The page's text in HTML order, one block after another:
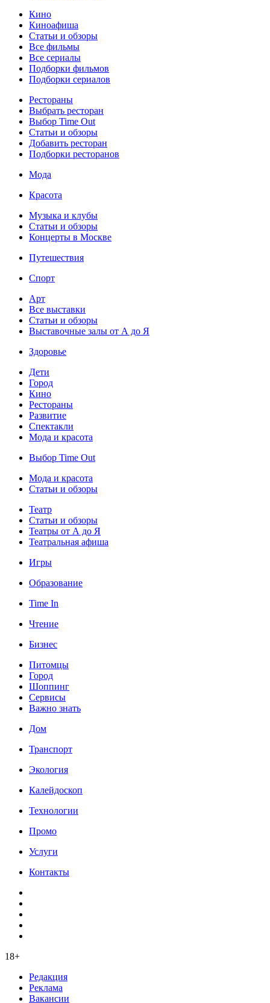
Кино
Киноафиша
Статьи и обзоры
Все фильмы
Все сериалы
Подборки фильмов
Подборки сериалов
Рестораны
Выбрать ресторан
Выбор Time Out
Статьи и обзоры
Добавить ресторан
Подборки ресторанов
Мода
Красота
Музыка и клубы
Статьи и обзоры
Концерты в Москве
Путешествия
Спорт
Арт
Все выставки
Статьи и обзоры
Выставочные залы от А до Я
Здоровье
Дети
Город
Кино
Рестораны
Развитие
Спектакли
Мода и красота
Выбор Time Out
Мода и красота
Статьи и обзоры
Театр
Статьи и обзоры
Театры от А до Я
Театральная афиша
Игры
Образование
Time In
Чтение
Бизнес
Питомцы
Город
Шоппинг
Сервисы
Важно знать
Дом
Транспорт
Экология
Калейдоскоп
Технологии
Промо
Услуги
Контакты
18+
Редакция
Реклама
Вакансии